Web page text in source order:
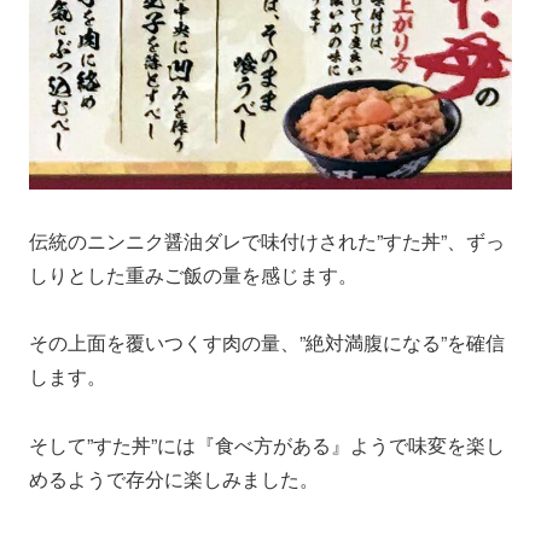
伝統のニンニク醤油ダレで味付けされた”すた丼”、ずっ
しりとした重みご飯の量を感じます。
その上面を覆いつくす肉の量、”絶対満腹になる”を確信
します。
そして”すた丼”には『食べ方がある』ようで味変を楽し
めるようで存分に楽しみました。